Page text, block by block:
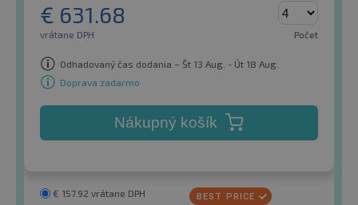
€ 631.68
vrátane DPH Počet
Odhadovaný čas dodania – Št 13 Aug. - Út 18 Aug.
Doprava zadarmo
Nákupný košík
€ 157.92 vrátane DPH